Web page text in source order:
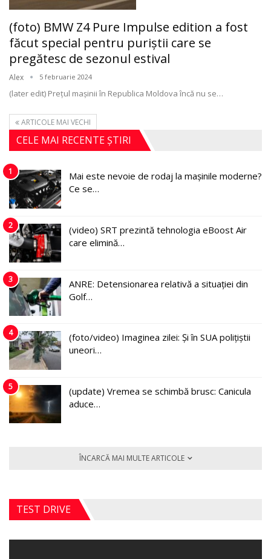
(foto) BMW Z4 Pure Impulse edition a fost
făcut special pentru puriștii care se
pregătesc de sezonul estival
Alex 5 februarie 2024
(later edit) Prețul mașinii în Republica Moldova încă nu se…
ARTICOLE MAI VECHI
CELE MAI RECENTE ȘTIRI
1
Mai este nevoie de rodaj la mașinile moderne?
Ce se…
2
(video) SRT prezintă tehnologia eBoost Air
care elimină…
3
ANRE: Detensionarea relativă a situației din
Golf…
4
(foto/video) Imaginea zilei: Și în SUA polițiștii
uneori…
5
(update) Vremea se schimbă brusc: Canicula
aduce…
ÎNCARCĂ MAI MULTE ARTICOLE
TEST DRIVE